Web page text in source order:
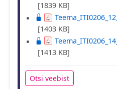
[1839 KB]
[1403 KB]
[1413 KB]
Otsi veebist